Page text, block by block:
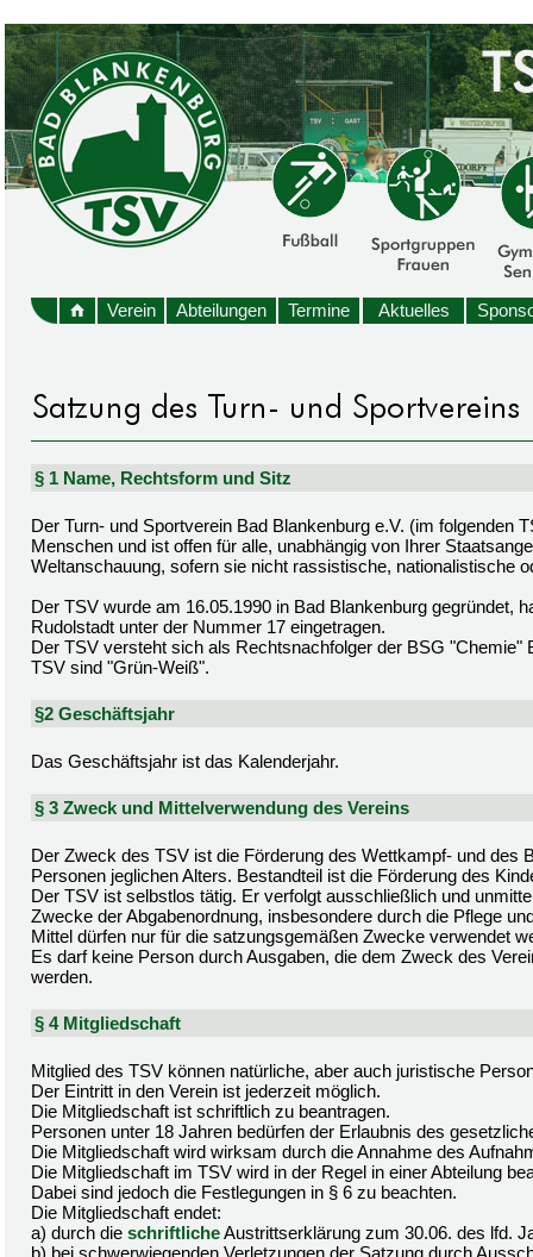
Verein Abteilungen Termine Aktuelles
§ 1 Name, Rechtsform und Sitz
Der Turn- und Sportverein Bad Blankenburg e.V. (im folgenden
Menschen und ist offen für alle, unabhängig von Ihrer
Weltanschauung, sofern sie nicht rassistische, nationalistische
Der TSV wurde am 16.05.1990 in Bad Blankenburg gegründet,
Rudolstadt unter der Nummer 17 eingetragen.
Der TSV versteht sich als Rechtsnachfolger der BSG
TSV sind "Grün-Weiß".
§2 Geschäftsjahr
Das Geschäftsjahr ist das Kalenderjahr.
§ 3 Zweck und Mittelverwendung des Vereins
Der Zweck des TSV ist die Förderung des Wettkampf- und des
Personen jeglichen Alters. Bestandteil ist die Förderung des
Der TSV ist selbstlos tätig. Er verfolgt ausschließlich und
Zwecke der Abgabenordnung, insbesondere durch die Pflege
Mittel dürfen nur für die satzungsgemäßen Zwecke verwendet
Es darf keine Person durch Ausgaben, die dem Zweck des
werden.
§ 4 Mitgliedschaft
Mitglied des TSV können natürliche, aber auch juristische
Der Eintritt in den Verein ist jederzeit möglich.
Die Mitgliedschaft ist schriftlich zu beantragen.
Personen unter 18 Jahren bedürfen der Erlaubnis des
Die Mitgliedschaft wird wirksam durch die Annahme des
Die Mitgliedschaft im TSV wird in der Regel in einer Abteilung
Dabei sind jedoch die Festlegungen in § 6 zu beachten.
Die Mitgliedschaft endet:
a) durch die schriftlicheAustrittserklärung zum 30.06. des lfd.
b) bei schwerwiegenden Verletzungen der Satzung durch